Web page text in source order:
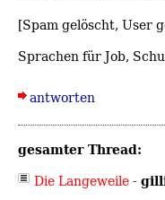
[Spam gelöscht, User
Sprachen für Job,
antworten
gesamter Thread:
Die Langeweile-